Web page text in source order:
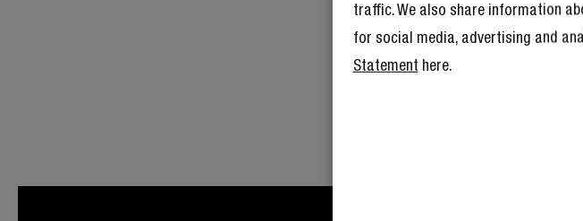
traffic. We also share information
for social media, advertising and
Statement here.